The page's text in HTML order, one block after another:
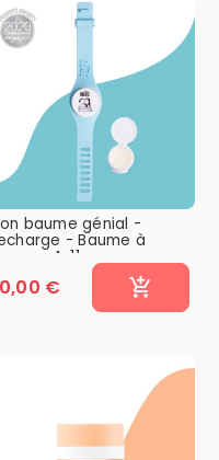
baume génial -
- Baume à
- 4-11...
€